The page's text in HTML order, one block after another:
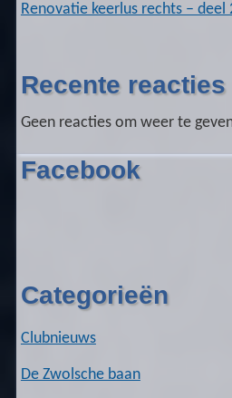
Renovatie keerlus rechts – deel
Recente reacties
Geen reacties om weer te
Facebook
Categorieën
Clubnieuws
De Zwolsche baan